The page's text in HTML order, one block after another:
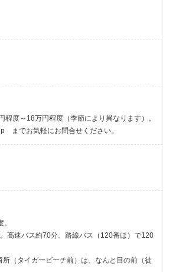
程度～18万円程度（季節により異なります）。
までお気軽にお問合せください。
高速バス約70分、路線バス（120番ほ）で120
（タイガービーチ前）は、なんと目の前（徒